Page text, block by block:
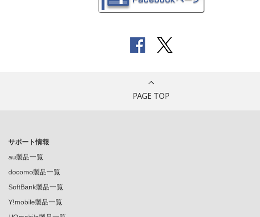
PAGE TOP
サポート情報
au製品一覧
docomo製品一覧
SoftBank製品一覧
Y!mobile製品一覧